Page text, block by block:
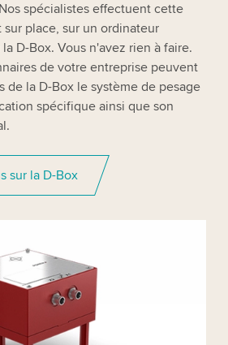
spécialistes effectuent cette
place, sur un ordinateur
D-Box. Vous n'avez rien à faire.
de votre entreprise peuvent
de la D-Box le système de pesage
spécifique ainsi que son
sur la D-Box